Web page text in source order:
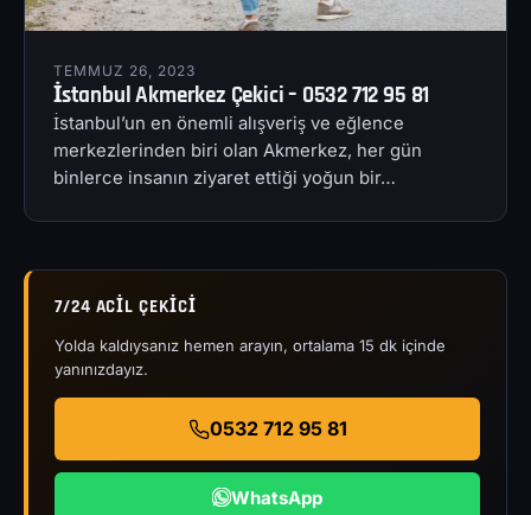
TEMMUZ 26, 2023
İstanbul Akmerkez Çekici – 0532 712 95 81
İstanbul’un en önemli alışveriş ve eğlence
merkezlerinden biri olan Akmerkez, her gün
binlerce insanın ziyaret ettiği yoğun bir…
7/24 ACIL ÇEKICI
Yolda kaldıysanız hemen arayın, ortalama 15 dk içinde
yanınızdayız.
0532 712 95 81
WhatsApp